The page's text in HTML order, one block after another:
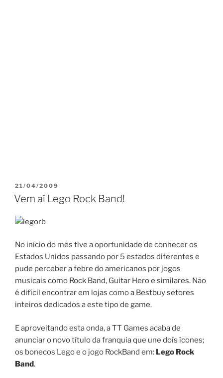
PUBLICADO
EM
21/04/2009
Vem aí Lego Rock Band!
No início do mês tive a oportunidade de conhecer os
Estados Unidos passando por 5 estados diferentes e
pude perceber a febre do americanos por jogos
musicais como Rock Band, Guitar Hero e similares. Não
é difícil encontrar em lojas como a Bestbuy setores
inteiros dedicados a este tipo de game.
E aproveitando esta onda, aTT Games acaba de
anunciar o novo título da franquia que une doís ícones;
os bonecos Lego e o jogo RockBand em: Lego Rock
Band.